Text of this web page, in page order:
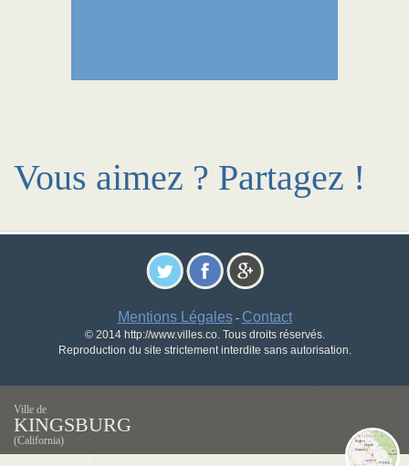
Vous aimez ? Partagez !
Mentions Légales- Contact
© 2014 http://www.villes.co. Tous droits réservés.
Reproduction du site strictement interdite sans autorisation.
Ville de
KINGSBURG
(California)